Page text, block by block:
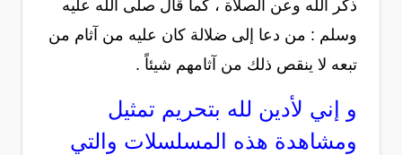
ذكر الله وعن الصلاة ، كما قال صلى الله عليه
وسلم : من دعا إلى ضلالة كان عليه من آثام من
تبعه لا ينقص ذلك من آثامهم شيئاً .
و إني لأدين لله بتحريم تمثيل
ومشاهدة هذه المسلسلات والتي